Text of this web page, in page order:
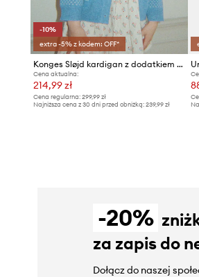
-10%
extra -5% z kodem: OFF*
Konges Sløjd kardigan z dodatkiem wełny dziecięcy BELOU KNIT CARDIGAN
Cena aktualna:
214,99 zł
Cena regularna: 299,99 zł
Najniższa cena z 30 dni przed obniżką: 239,99 zł
-20%
za zapis do
Dołącz do naszej